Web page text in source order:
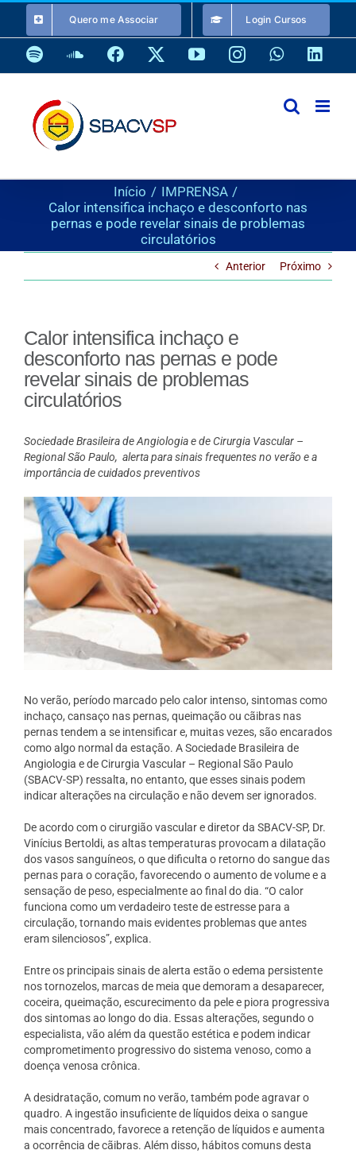
o
conteúdo
Quero me Associar Login Cursos
SpotifySoundCloud
Facebook YouTubeInstagramWhatsApp
Início
IMPRENSA
Calor intensifica inchaço e desconforto nas
pernas e pode revelar sinais de problemas
circulatórios
Anterior Próximo
Calor intensifica inchaço e
desconforto nas pernas e pode
revelar sinais de problemas
circulatórios
Sociedade Brasileira de Angiologia e de Cirurgia Vascular –
Regional São Paulo, alerta para sinais frequentes no verão e a
importância de cuidados preventivos
No verão, período marcado pelo calor intenso, sintomas como
inchaço, cansaço nas pernas, queimação ou cãibras nas
pernas tendem a se intensificar e, muitas vezes, são encarados
como algo normal da estação. A Sociedade Brasileira de
Angiologia e de Cirurgia Vascular – Regional São Paulo
(SBACV-SP) ressalta, no entanto, que esses sinais podem
indicar alterações na circulação e não devem ser ignorados.
De acordo com o cirurgião vascular e diretor da SBACV-SP, Dr.
Vinícius Bertoldi, as altas temperaturas provocam a dilatação
dos vasos sanguíneos, o que dificulta o retorno do sangue das
pernas para o coração, favorecendo o aumento de volume e a
sensação de peso, especialmente ao final do dia. “O calor
funciona como um verdadeiro teste de estresse para a
circulação, tornando mais evidentes problemas que antes
eram silenciosos”, explica.
Entre os principais sinais de alerta estão o edema persistente
nos tornozelos, marcas de meia que demoram a desaparecer,
coceira, queimação, escurecimento da pele e piora progressiva
dos sintomas ao longo do dia. Essas alterações, segundo o
especialista, vão além da questão estética e podem indicar
comprometimento progressivo do sistema venoso, como a
doença venosa crônica.
A desidratação, comum no verão, também pode agravar o
quadro. A ingestão insuficiente de líquidos deixa o sangue
mais concentrado, favorece a retenção de líquidos e aumenta
a ocorrência de cãibras. Além disso, hábitos comuns desta